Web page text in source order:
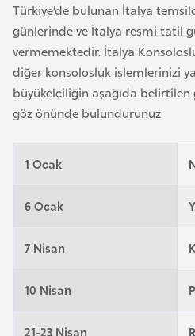
Türkiye’de bulunan İtalya
günlerinde ve İtalya resmi tatil
vermemektedir. İtalya
diğer konsolosluk işlemlerinizi
büyükelçiliğin aşağıda
göz önünde bulundurunuz
1 Ocak
6 Ocak
7 Nisan
10 Nisan
21-23 Nisan
l
a
r
u
s
B
e
ç
k